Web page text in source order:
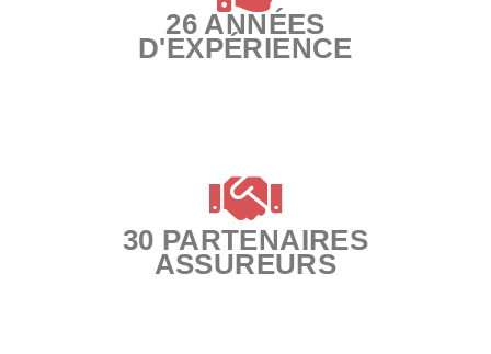
26 ANNÉES
D'EXPÉRIENCE
30 PARTENAIRES
ASSUREURS